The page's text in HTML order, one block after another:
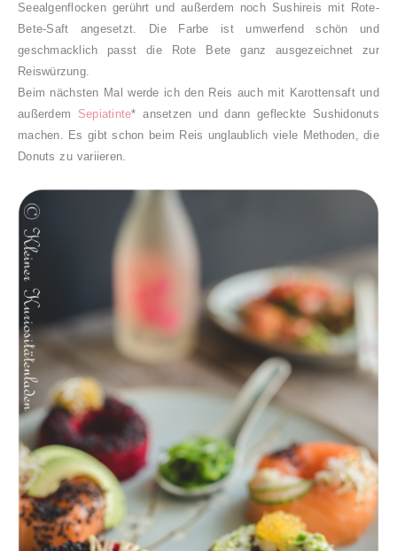
Seealgenflocken gerührt und außerdem noch Sushireis mit Rote-
Bete-Saft angesetzt. Die Farbe ist umwerfend schön und
geschmacklich passt die Rote Bete ganz ausgezeichnet zur
Reiswürzung.
Beim nächsten Mal werde ich den Reis auch mit Karottensaft und
außerdem Sepiatinte* ansetzen und dann gefleckte Sushidonuts
machen. Es gibt schon beim Reis unglaublich viele Methoden, die
Donuts zu variieren.